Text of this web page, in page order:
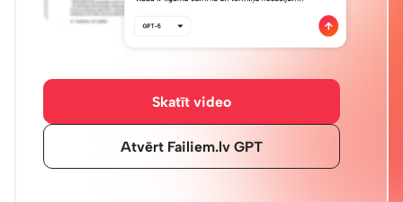
Skatīt video
Atvērt Failiem.lv GPT